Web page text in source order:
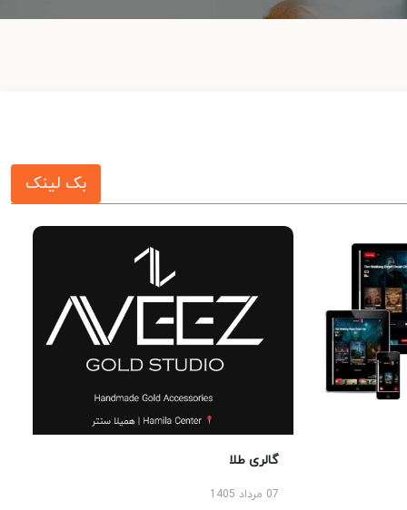
بک لینک
گالری طلا